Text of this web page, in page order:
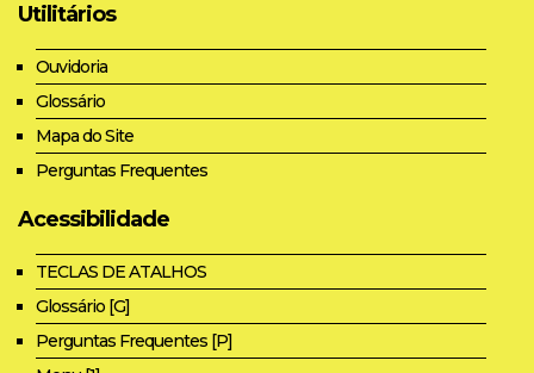
Utilitários
Ouvidoria
Glossário
Mapa do Site
Perguntas Frequentes
Acessibilidade
TECLAS DE ATALHOS
Glossário [G]
Perguntas Frequentes [P]